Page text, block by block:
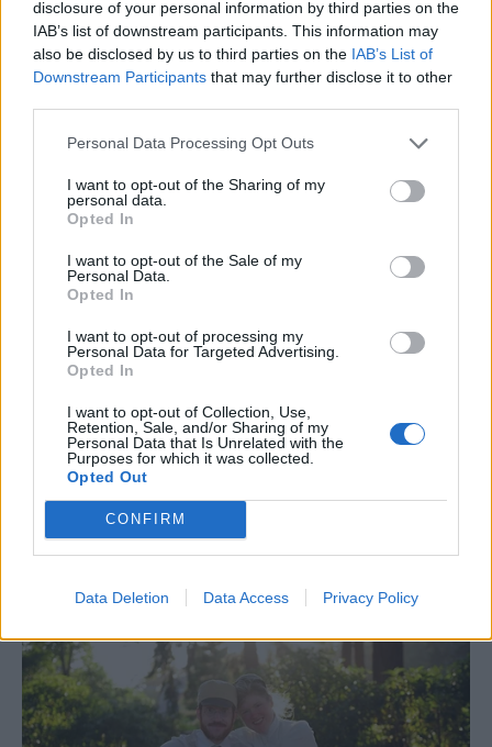
disclosure of your personal information by third parties on the
IAB’s list of downstream participants. This information may
also be disclosed by us to third parties on the IAB’s List of
Downstream Participants that may further disclose it to other
Personal Data Processing Opt Outs
I want to opt-out of the Sharing of my
personal data.
Opted In
I want to opt-out of the Sale of my
Personal Data.
Opted In
I want to opt-out of processing my
Personal Data for Targeted Advertising.
Opted In
I want to opt-out of Collection, Use,
Retention, Sale, and/or Sharing of my
Personal Data that Is Unrelated with the
Purposes for which it was collected.
Opted Out
CONFIRM
Data Deletion Data Access Privacy Policy